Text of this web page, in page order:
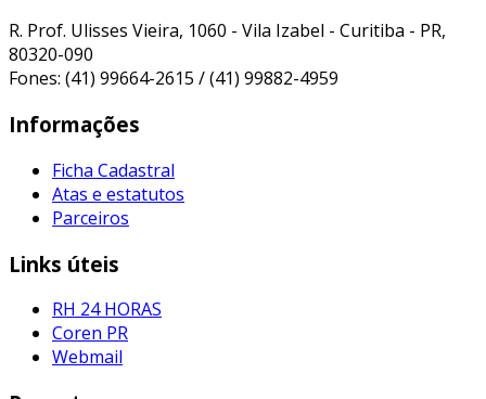
R. Prof. Ulisses Vieira, 1060 - Vila Izabel - Curitiba - PR,
80320-090
Fones: (41) 99664-2615 / (41) 99882-4959
Informações
Ficha Cadastral
Atas e estatutos
Parceiros
Links úteis
RH 24 HORAS
Coren PR
Webmail